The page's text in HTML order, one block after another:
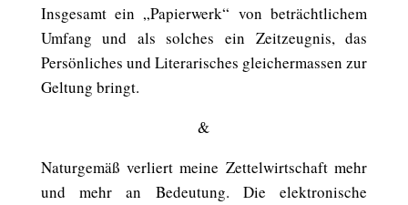
Insgesamt ein „Papierwerk“ von beträchtlichem
Umfang und als solches ein Zeitzeugnis, das
Persönliches und Literarisches gleichermassen zur
Geltung bringt.
&
Naturgemäß verliert meine Zettelwirtschaft mehr
und mehr an Bedeutung. Die elektronische